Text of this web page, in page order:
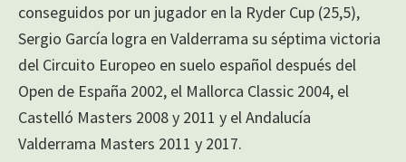
conseguidos por un jugador en la Ryder Cup (25,5),
Sergio García logra en Valderrama su séptima victoria
del Circuito Europeo en suelo español después del
Open de España 2002, el Mallorca Classic 2004, el
Castelló Masters 2008 y 2011 y el Andalucía
Valderrama Masters 2011 y 2017.